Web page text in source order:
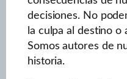
decisiones. No
la culpa al destino o
Somos autores de
historia.